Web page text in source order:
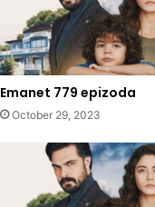
Emanet 779 epizoda
October 29, 2023